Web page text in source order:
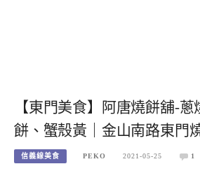
【東門美食】阿唐燒餅舖-
餅、蟹殼黃｜金山南路東門
信義線美食 PEKO 2021-05-25 1